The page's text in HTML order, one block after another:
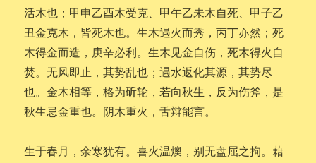
活木也；甲申乙酉木受克、甲午乙未木自死、甲子乙
丑金克木，皆死木也。生木遇火而秀，丙丁亦然；死
木得金而造，庚辛必利。生木见金自伤，死木得火自
焚。无风即止，其势乱也；遇水返化其源，其势尽
也。金木相等，格为斫轮，若向秋生，反为伤斧，是
秋生忌金重也。阴木重火，舌辩能言。
生于春月，余寒犹有。喜火温燠，别无盘屈之拘。藉